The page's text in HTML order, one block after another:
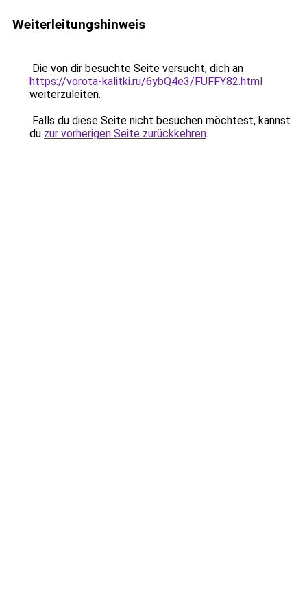
Weiterleitungshinweis
Die von dir besuchte Seite versucht, dich an
https://vorota-kalitki.ru/6ybQ4e3/FUFFY82.html
weiterzuleiten.
Falls du diese Seite nicht besuchen möchtest, kannst
du zur vorherigen Seite zurückkehren.